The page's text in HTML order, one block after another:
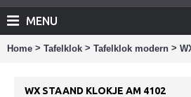
MENU
Home > Tafelklok > Tafelklok modern >
WX STAAND KLOKJE AM 4102